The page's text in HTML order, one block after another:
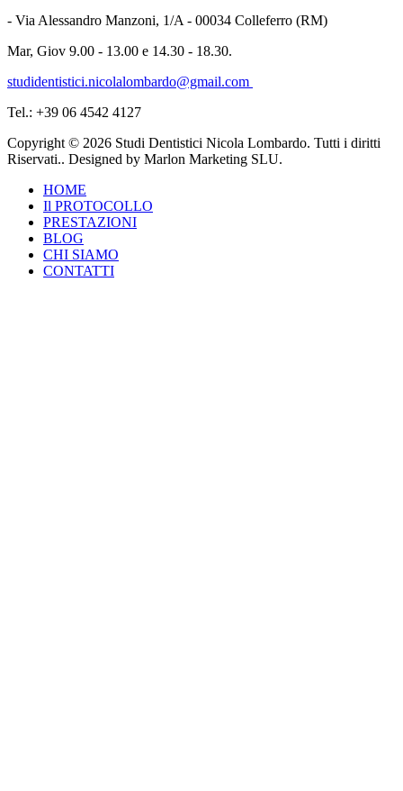
- Via Alessandro Manzoni, 1/A - 00034 Colleferro (RM)
Mar, Giov 9.00 - 13.00 e 14.30 - 18.30.
studidentistici.nicolalombardo@gmail.com
Tel.: +39 06 4542 4127
Copyright © 2026 Studi Dentistici Nicola Lombardo. Tutti i diritti
Riservati.. Designed by Marlon Marketing SLU.
HOME
Il PROTOCOLLO
PRESTAZIONI
BLOG
CHI SIAMO
CONTATTI